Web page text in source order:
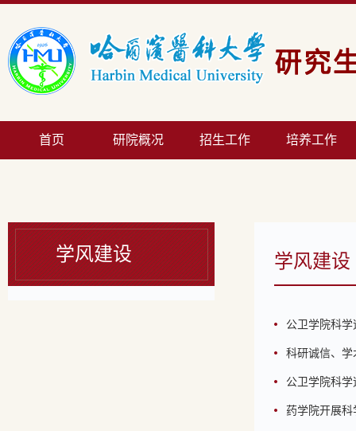
首页 研院概况 招生工作 培养工作
学风建设 学风建设
公卫学院科
科研诚信、
公卫学院科
药学院开展